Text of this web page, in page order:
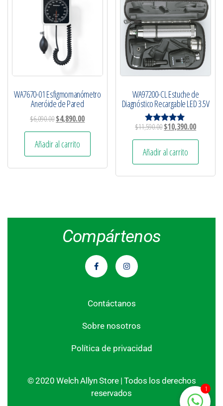
WA7670-01 Esfigmomanómetro
Aneróide de Pared
$6,090.00$4,890.00
Añadir al carrito
WA97200-CL Estuche de
Diagnóstico Recargable LED 3.5V
Valorado
de 5
$11,590.00$10,390.00
Añadir al carrito
Compártenos
Contáctanos
Sobre nosotros
Política de privacidad
©️ 2020 Welch Allyn Store | Todos los derechos
reservados
1